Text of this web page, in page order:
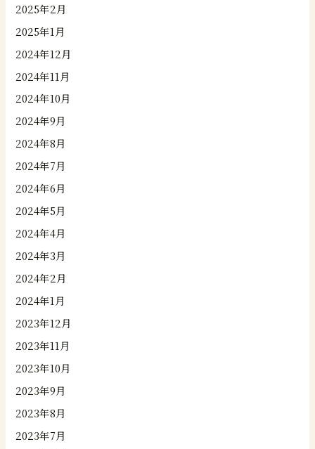
2025年2月
2025年1月
2024年12月
2024年11月
2024年10月
2024年9月
2024年8月
2024年7月
2024年6月
2024年5月
2024年4月
2024年3月
2024年2月
2024年1月
2023年12月
2023年11月
2023年10月
2023年9月
2023年8月
2023年7月